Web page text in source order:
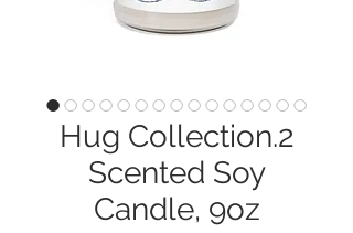
Hug Collection.2
Scented Soy
Candle, 9oz